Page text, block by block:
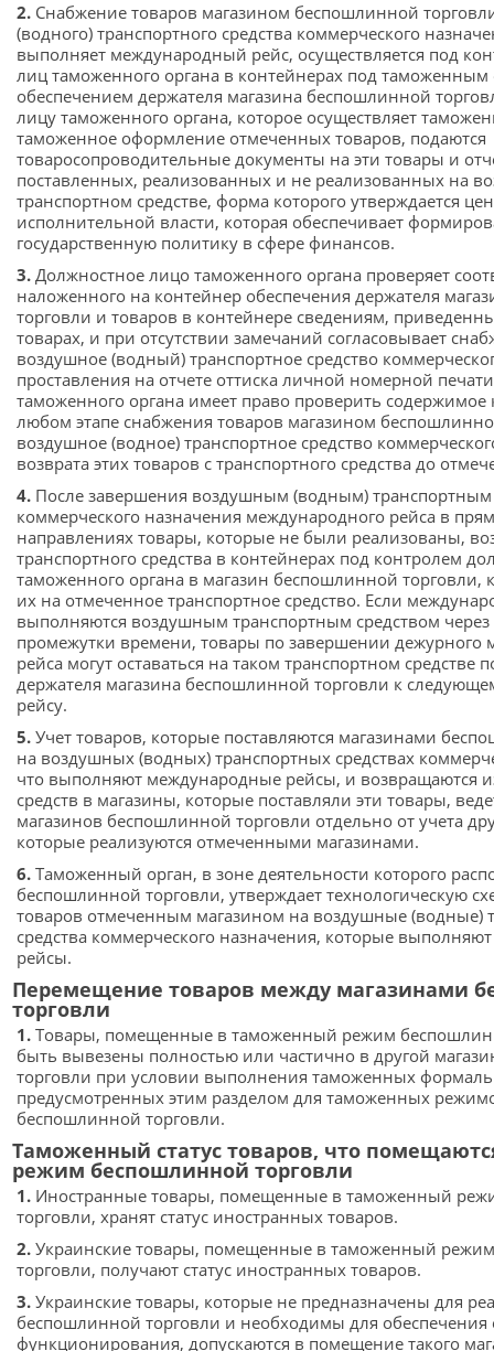
2. Снабжение товаров магазином беспошлинной
(водного) транспортного средства коммерческого
выполняет международный рейс, осуществляется под
лиц таможенного органа в контейнерах под
обеспечением держателя магазина беспошлинной
лицу таможенного органа, которое осуществляет
таможенное оформление отмеченных товаров, подаются
товаросопроводительные документы на эти товары и
поставленных, реализованных и не реализованных на
транспортном средстве, форма которого утверждается
исполнительной власти, которая обеспечивает
государственную политику в сфере финансов.
3. Должностное лицо таможенного органа проверяет
наложенного на контейнер обеспечения держателя
торговли и товаров в контейнере сведениям,
товарах, и при отсутствии замечаний согласовывает
воздушное (водный) транспортное средство
проставления на отчете оттиска личной номерной
таможенного органа имеет право проверить содержимое
любом этапе снабжения товаров магазином
воздушное (водное) транспортное средство
возврата этих товаров с транспортного средства до
4. После завершения воздушным (водным) транспортным
коммерческого назначения международного рейса в
направлениях товары, которые не были реализованы,
транспортного средства в контейнерах под контролем
таможенного органа в магазин беспошлинной торговли,
их на отмеченное транспортное средство. Если
выполняются воздушным транспортным средством
промежутки времени, товары по завершении дежурного
рейса могут оставаться на таком транспортном средстве
держателя магазина беспошлинной торговли к
рейсу.
5. Учет товаров, которые поставляются магазинами
на воздушных (водных) транспортных средствах
что выполняют международные рейсы, и возвращаются
средств в магазины, которые поставляли эти товары,
магазинов беспошлинной торговли отдельно от учета
которые реализуются отмеченными магазинами.
6. Таможенный орган, в зоне деятельности которого
беспошлинной торговли, утверждает технологическую
товаров отмеченным магазином на воздушные (водные)
средства коммерческого назначения, которые
рейсы.
Перемещение товаров между магазинами
торговли
1. Товары, помещенные в таможенный режим
быть вывезены полностью или частично в другой
торговли при условии выполнения таможенных
предусмотренных этим разделом для таможенных
беспошлинной торговли.
Таможенный статус товаров, что
режим беспошлинной торговли
1. Иностранные товары, помещенные в таможенный
торговли, хранят статус иностранных товаров.
2. Украинские товары, помещенные в таможенный
торговли, получают статус иностранных товаров.
3. Украинские товары, которые не предназначены для
беспошлинной торговли и необходимы для обеспечения
функционирования, допускаются в помещение такого